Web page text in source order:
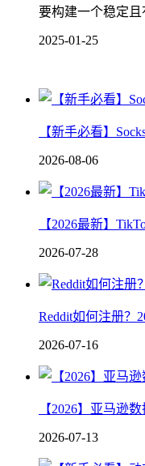
要构建一个稳定且
2025-01-25
【新手必看】
2026-08-06
【2026最新】
2026-07-28
Reddit如何注册？
2026-07-16
【2026】亚马逊
2026-07-13